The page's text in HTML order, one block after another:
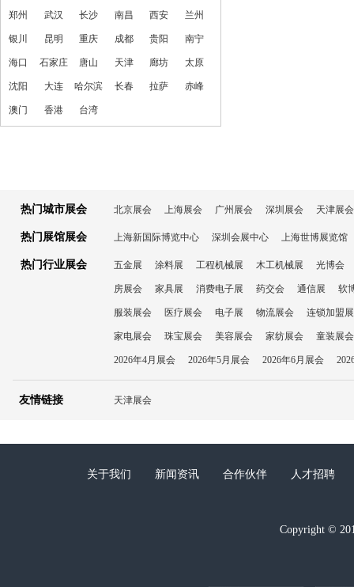
郑州 武汉 长沙 南昌 西安 兰州
银川 昆明 重庆 成都 贵阳 南宁
海口 石家庄 唐山 天津 廊坊 太原
沈阳 大连 哈尔滨 长春 拉萨 赤峰
澳门 香港 台湾
热门城市展会 北京展会 上海展会 广州展会 深圳展会 天津展会
热门展馆展会 上海新国际博览中心 深圳会展中心 上海世博展览馆
热门行业展会 五金展 涂料展 工程机械展 木工机械展 光博会
房展会 家具展 消费电子展 药交会 通信展 软
服装展会 医疗展会 电子展 物流展会 连锁加盟
家电展会 珠宝展会 美容展会 家纺展会 童装展会
2026年4月展会 2026年5月展会 2026年6月展会
友情链接 天津展会
关于我们 新闻资讯 合作伙伴 人才招聘
Copyright ©